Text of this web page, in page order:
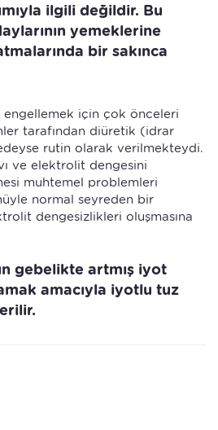
ilgili değildir. Bu
yemeklerine
bir sakınca
engellemek için çok önceleri
tarafından diüretik (idrar
rutin olarak verilmekteydi.
ve elektrolit dengesini
muhtemel problemleri
normal seyreden bir
dengesizlikleri oluşmasına
gebelikte artmış iyot
amacıyla iyotlu tuz